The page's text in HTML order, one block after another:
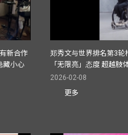
新合作
藏小心
郑秀文与世界排名第3轮
「无限亮」态度 超越肢
2026-02-08
更多